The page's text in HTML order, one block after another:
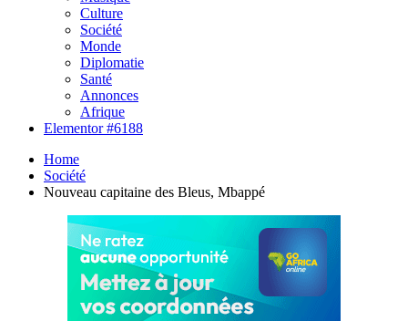
Culture
Société
Monde
Diplomatie
Santé
Annonces
Afrique
Elementor #6188
Home
Société
Nouveau capitaine des Bleus, Mbappé